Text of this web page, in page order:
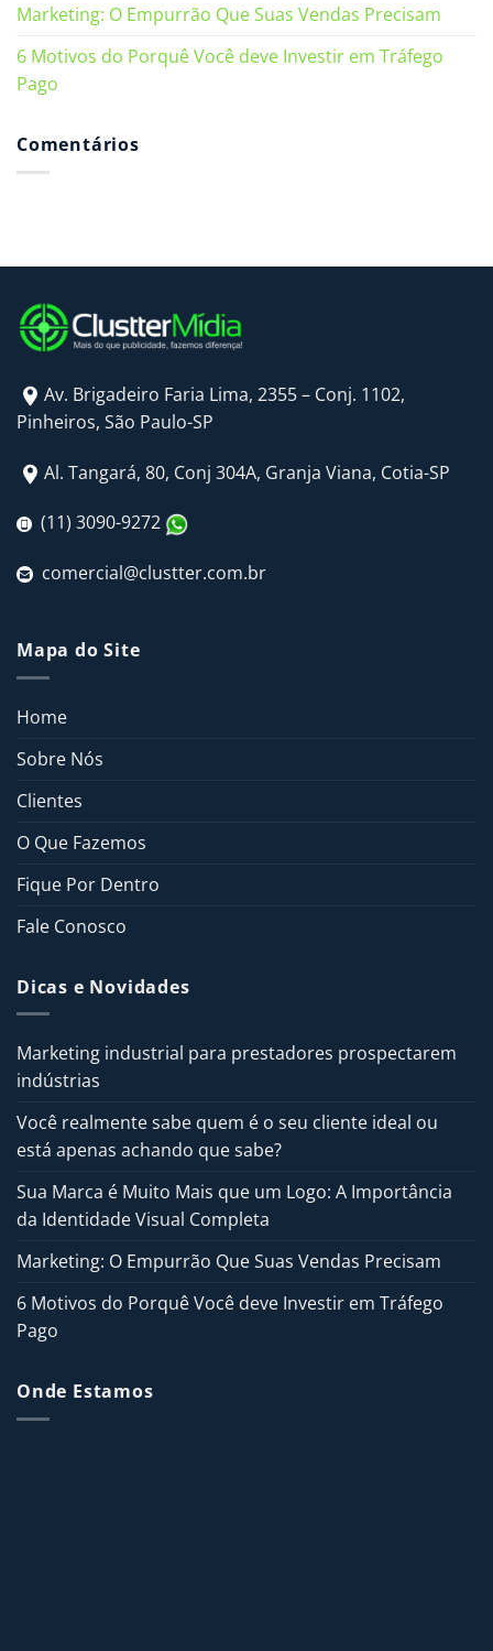
Marketing: O Empurrão Que Suas Vendas Precisam
6 Motivos do Porquê Você deve Investir em Tráfego
Pago
Comentários
Av. Brigadeiro Faria Lima, 2355 – Conj. 1102,
Pinheiros, São Paulo-SP
Al. Tangará, 80, Conj 304A, Granja Viana, Cotia-SP
(11) 3090-9272
comercial@clustter.com.br
Mapa do Site
Home
Sobre Nós
Clientes
O Que Fazemos
Fique Por Dentro
Fale Conosco
Dicas e Novidades
Marketing industrial para prestadores prospectarem
indústrias
Você realmente sabe quem é o seu cliente ideal ou
está apenas achando que sabe?
Sua Marca é Muito Mais que um Logo: A Importância
da Identidade Visual Completa
Marketing: O Empurrão Que Suas Vendas Precisam
6 Motivos do Porquê Você deve Investir em Tráfego
Pago
Onde Estamos